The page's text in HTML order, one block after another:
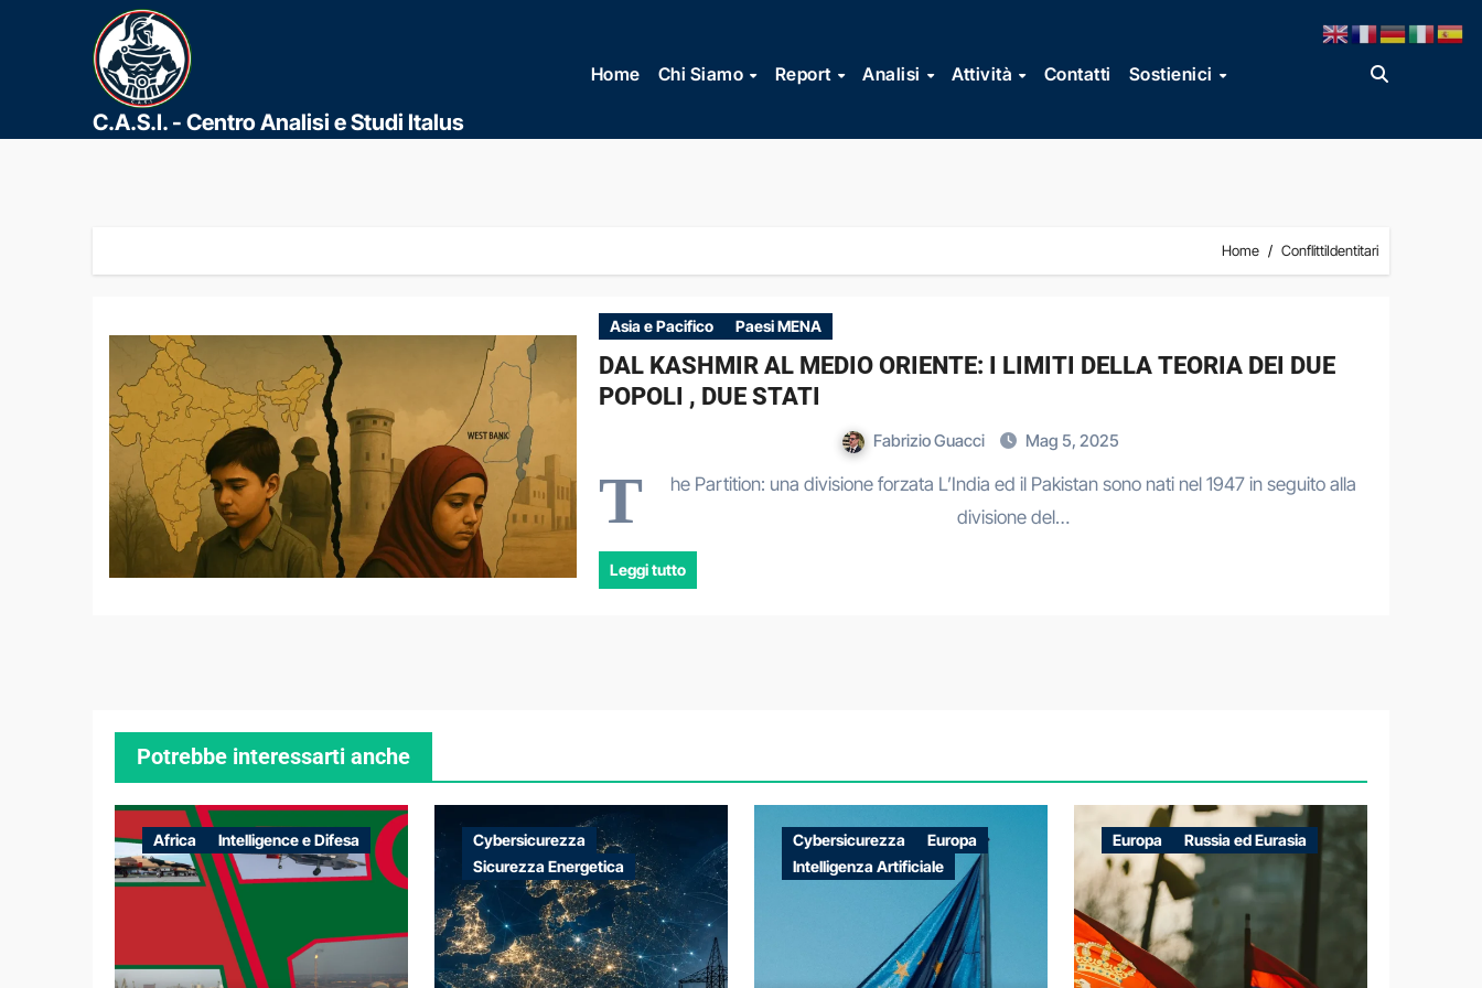
contenuto
C.A.S.I. - Centro Analisi e Studi Italus
Home Chi Siamo Report Analisi Attività Contatti Sostienici
Home ConflittiIdentitari
Asia e Pacifico Paesi MENA
DAL KASHMIR AL MEDIO ORIENTE: I LIMITI DELLA TEORIA DEI DUE
POPOLI , DUE STATI
Fabrizio Guacci Mag 5, 2025
T
he Partition: una divisione forzata L’India ed il Pakistan sono nati nel 1947 in seguito alla
divisione del…
Leggi tutto
Potrebbe interessarti anche
Africa Intelligence e Difesa
Cybersicurezza
Sicurezza Energetica
Cybersicurezza
Europa
Intelligenza Artificiale
Europa Russia ed Eurasia